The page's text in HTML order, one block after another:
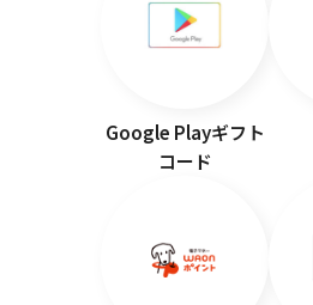
Google Playギフト
コード